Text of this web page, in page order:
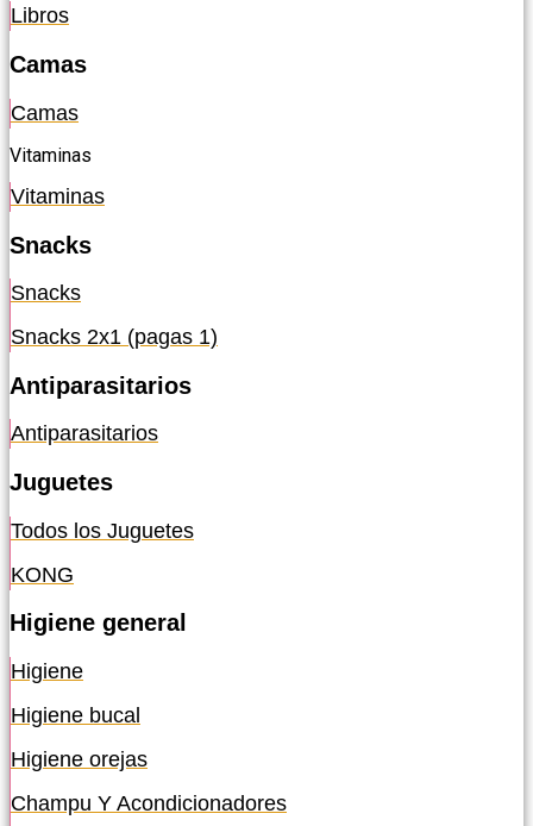
Libros
Camas
Camas
Vitaminas
Vitaminas
Snacks
Snacks
Snacks 2x1 (pagas 1)
Antiparasitarios
Antiparasitarios
Juguetes
Todos los Juguetes
KONG
Higiene general
Higiene
Higiene bucal
Higiene orejas
Champu Y Acondicionadores